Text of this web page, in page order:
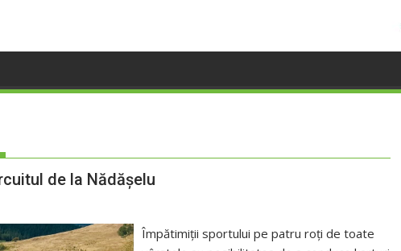
de la Nădășelu
Împătimiții sportului pe patru roți de toate